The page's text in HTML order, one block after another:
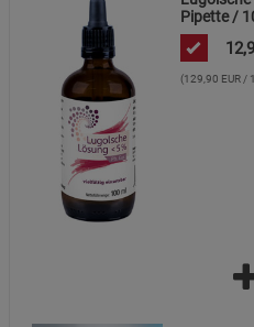
Knöchelschutz vor der
Recyclingfähigkeit der
Pipette /
(129,90 EUR /